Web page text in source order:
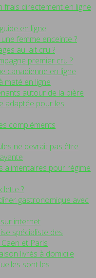
directement en ligne
en ligne
femme enceinte ?
au lait cru ?
premier cru ?
canadienne en ligne
maté en ligne
autour de la bière
adaptée pour les
compléments
ne devrait pas être
alimentaires pour régime
?
gastronomique avec
internet
spécialiste des
et Paris
livrés à domicile
sont les